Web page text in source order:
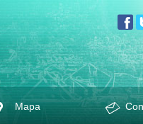
Mapa